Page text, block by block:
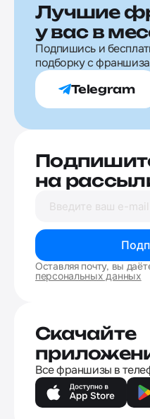
Лучшие
у вас в
Подпишись и
подборку с
Telegram
на
Оставляя почту, вы
персональных данных
Скачайте
Все франшизы в